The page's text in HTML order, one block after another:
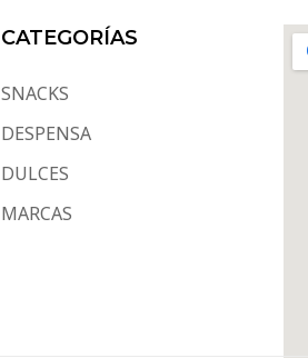
CATEGORÍAS
SNACKS
DESPENSA
DULCES
MARCAS